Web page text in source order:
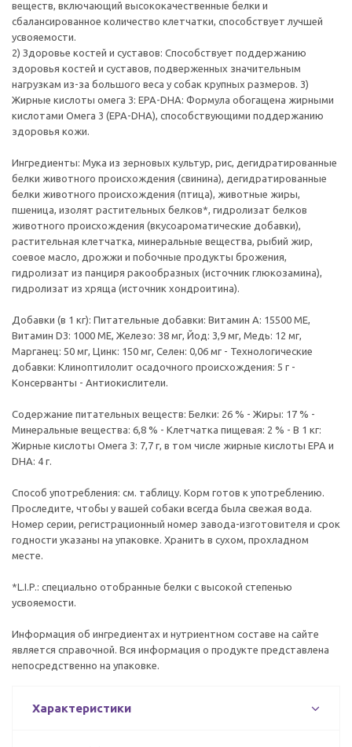
веществ, включающий высококачественные белки и
сбалансированное количество клетчатки, способствует лучшей
усвояемости.
2) Здоровье костей и суставов: Способствует поддержанию
здоровья костей и суставов, подверженных значительным
нагрузкам из-за большого веса у собак крупных размеров. 3)
Жирные кислоты омега 3: EPA-DHA: Формула обогащена жирными
кислотами Омега 3 (EPA-DHA), способствующими поддержанию
здоровья кожи.
Ингредиенты: Мука из зерновых культур, рис, дегидратированные
белки животного происхождения (свинина), дегидратированные
белки животного происхождения (птица), животные жиры,
пшеница, изолят растительных белков*, гидролизат белков
животного происхождения (вкусоароматические добавки),
растительная клетчатка, минеральные вещества, рыбий жир,
соевое масло, дрожжи и побочные продукты брожения,
гидролизат из панциря ракообразных (источник глюкозамина),
гидролизат из хряща (источник хондроитина).
Добавки (в 1 кг): Питательные добавки: Витамин A: 15500 ME,
Витамин D3: 1000 ME, Железо: 38 мг, Йод: 3,9 мг, Медь: 12 мг,
Марганец: 50 мг, Цинк: 150 мг, Ceлeн: 0,06 мг - Технологические
добавки: Клиноптилолит осадочного происхождения: 5 г -
Консерванты - Антиокислители.
Содержание питательных веществ: Белки: 26 % - Жиры: 17 % -
Минеральные вещества: 6,8 % - Клетчатка пищевая: 2 % - В 1 кг:
Жирные кислоты Омега 3: 7,7 г, в том числе жирные кислоты EPA и
DHA: 4 г.
Способ употребления: см. таблицу. Корм готов к употреблению.
Проследите, чтобы у вашей собаки всегда была свежая вода.
Номер серии, регистрационный номер завода-изготовителя и срок
годности указаны на упаковке. Хранить в сухом, прохладном
месте.
*L.I.P.: специально отобранные белки с высокой степенью
усвояемости.
Информация об ингредиентах и нутриентном составе на сайте
является справочной. Вся информация о продукте представлена
непосредственно на упаковке.
Характеристики